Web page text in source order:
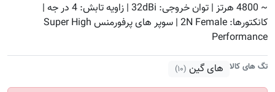
~ 4800 هرتز | توان خروجی: 32dBi | زاویه تابش: 4 در جه |
کانکتورها: 2N Female | سوپر های پرفورمنس Super High
Performance
تگ های کالا های گین (۱۰)